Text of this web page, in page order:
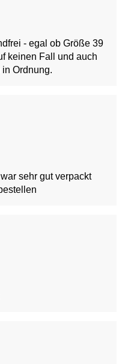
- egal ob Größe 39
keinen Fall und auch
Ordnung.
sehr gut verpackt